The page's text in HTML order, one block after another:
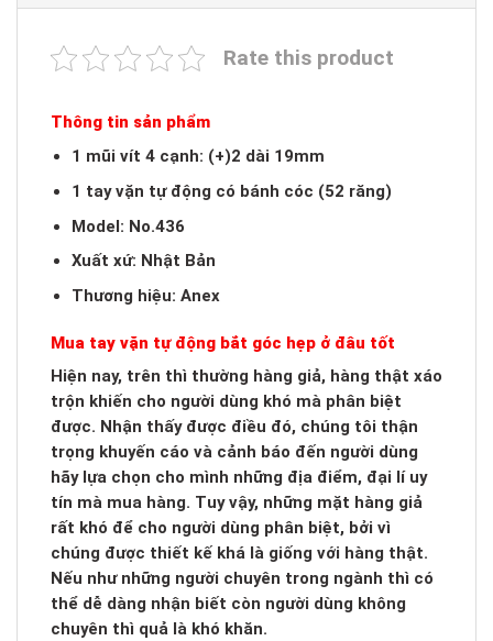
Rate this product
Thông tin sản phẩm
1 mũi vít 4 cạnh: (+)2 dài 19mm
1 tay vặn tự động có bánh cóc (52 răng)
Model: No.436
Xuất xứ: Nhật Bản
Thương hiệu: Anex
Mua tay vặn tự động bắt góc hẹp ở đâu tốt
Hiện nay, trên thì thường hàng giả, hàng thật xáo
trộn khiến cho người dùng khó mà phân biệt
được. Nhận thấy được điều đó, chúng tôi thận
trọng khuyến cáo và cảnh báo đến người dùng
hãy lựa chọn cho mình những địa điểm, đại lí uy
tín mà mua hàng. Tuy vậy, những mặt hàng giả
rất khó để cho người dùng phân biệt, bởi vì
chúng được thiết kế khá là giống với hàng thật.
Nếu như những người chuyên trong ngành thì có
thể dễ dàng nhận biết còn người dùng không
chuyên thì quả là khó khăn.